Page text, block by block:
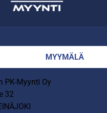
MYYMÄLÄ
PK-Myynti Oy
32